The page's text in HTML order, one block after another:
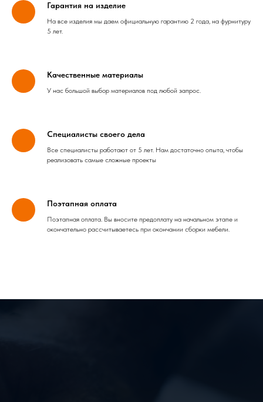
Гарантия на изделие
На все изделия мы даем официальную гарантию 2 года, на фурнитуру
5 лет.
Качественные материалы
У нас большой выбор материалов под любой запрос.
Специалисты своего дела
Все специалисты работают от 5 лет. Нам достаточно опыта, чтобы
реализовать самые сложные проекты
Поэтапная оплата
Поэтапная оплата. Вы вносите предоплату на начальном этапе и
окончательно рассчитываетесь при окончании сборки мебели.